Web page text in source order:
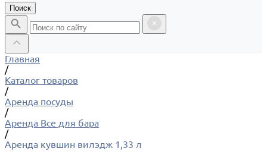
Поиск
Главная
/
Каталог товаров
/
Аренда посуды
/
Аренда Все для бара
/
Аренда кувшин вилэдж 1,33 л